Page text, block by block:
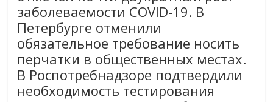
заболеваемости COVID-19. В
Петербурге отменили
обязательное требование носить
перчатки в общественных местах.
В Роспотребнадзоре подтвердили
необходимость тестирования